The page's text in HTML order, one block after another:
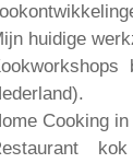
huidige
Cooking